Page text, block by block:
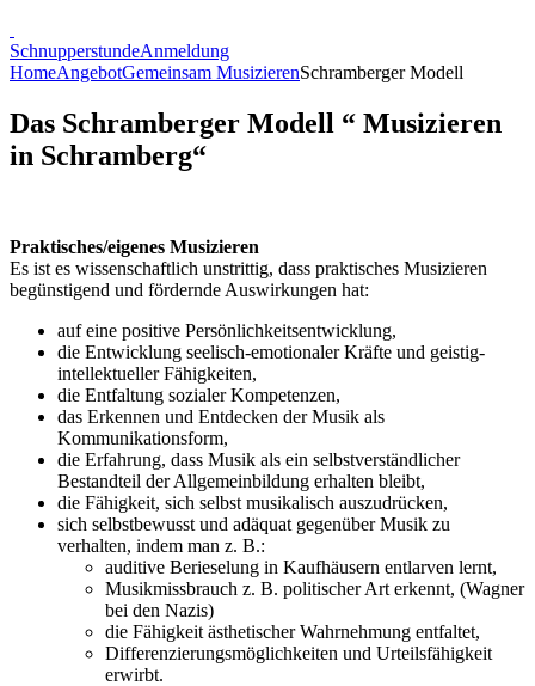
SchnupperstundeAnmeldung
HomeAngebotGemeinsam MusizierenSchramberger Modell
Das Schramberger Modell “ Musizieren
in Schramberg“
Praktisches/eigenes Musizieren
Es ist es wissenschaftlich unstrittig, dass praktisches Musizieren
begünstigend und fördernde Auswirkungen hat:
auf eine positive Persönlichkeitsentwicklung,
die Entwicklung seelisch-emotionaler Kräfte und geistig-
intellektueller Fähigkeiten,
die Entfaltung sozialer Kompetenzen,
das Erkennen und Entdecken der Musik als
Kommunikationsform,
die Erfahrung, dass Musik als ein selbstverständlicher
Bestandteil der Allgemeinbildung erhalten bleibt,
die Fähigkeit, sich selbst musikalisch auszudrücken,
sich selbstbewusst und adäquat gegenüber Musik zu
verhalten, indem man z. B.:
auditive Berieselung in Kaufhäusern entlarven lernt,
Musikmissbrauch z. B. politischer Art erkennt, (Wagner
bei den Nazis)
die Fähigkeit ästhetischer Wahrnehmung entfaltet,
Differenzierungsmöglichkeiten und Urteilsfähigkeit
erwirbt.